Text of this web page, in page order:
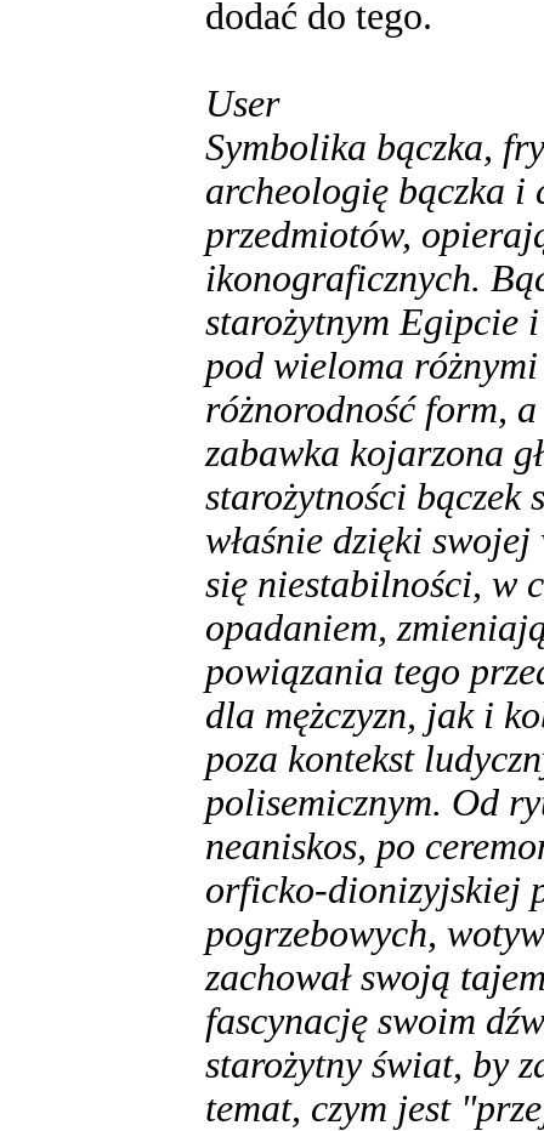
dodać do tego.
User
Symbolika bączka,
archeologię bączka i
przedmiotów,
ikonograficznych.
starożytnym Egipcie
pod wieloma
różnorodność form,
zabawka kojarzona
starożytności bączek
właśnie dzięki
się niestabilności, w
opadaniem,
powiązania tego
dla mężczyzn, jak i
poza kontekst
polisemicznym. Od
neaniskos, po
orficko-dionizyjskiej
pogrzebowych,
zachował swoją
fascynację swoim
starożytny świat, by
temat, czym jest